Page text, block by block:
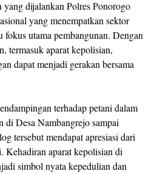
yang dijalankan Polres Ponorogo
yang menempatkan sektor
fokus utama pembangunan. Dengan
termasuk aparat kepolisian,
dapat menjadi gerakan bersama
terhadap petani dalam
di Desa Nambangrejo sampai
tersebut mendapat apresiasi dari
Kehadiran aparat kepolisian di
simbol nyata kepedulian dan